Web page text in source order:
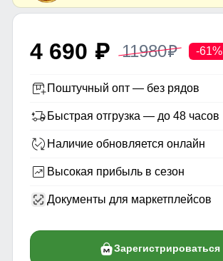
4 690 p 11980p -61%
Поштучный опт — без рядов
Быстрая отгрузка — до 48 часов
Наличие обновляется онлайн
Высокая прибыль в сезон
Документы для маркетплейсов
Зарегистрироваться